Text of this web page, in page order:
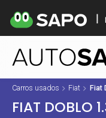
Carros usados Fiat Fiat
FIAT DOBLO